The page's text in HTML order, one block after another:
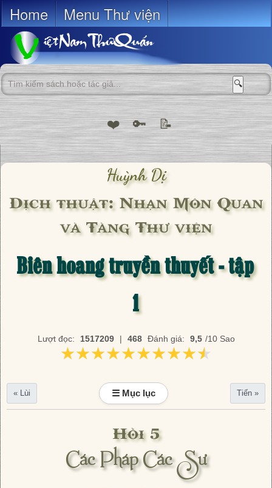
Home Menu Thư viện
🔍
❤️ 🔑 📝
Huỳnh Dị
Dịch thuật: Nhạn Môn Quan
và Tàng Thư viện
Biên hoang truyền thuyết - tập
1
Lượt đọc: 1517209 | 468 Đánh giá: 9,5 /10 Sao
★★★★★★★★★★
★★★★★★★★★★
« Lùi ☰ Mục lục Tiến »
Hồi 5
Các Pháp Các Sư